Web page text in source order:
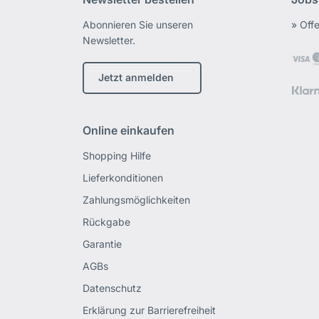
Abonnieren Sie unseren
Newsletter.
Jetzt anmelden
»
Online einkaufen
Shopping Hilfe
Lieferkonditionen
Zahlungsmöglichkeiten
Rückgabe
Garantie
AGBs
Datenschutz
Erklärung zur Barrierefreiheit